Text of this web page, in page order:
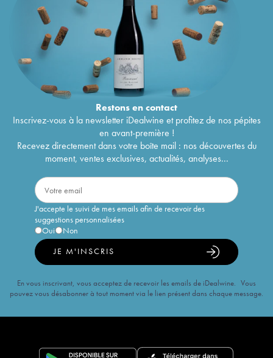
Restons encontact
Inscrivez-vous à la newsletter iDealwine et profitez de nos pépites
en avant-première !
Recevez directement dans votre boîte mail : nos découvertes du
moment, ventes exclusives, actualités, analyses...
J'accepte le suivi de mes emails afin de recevoir des
suggestions personnalisées
Oui
Non
JE M'INSCRIS
En vous inscrivant, vous acceptez de recevoir les emails de iDealwine. Vous
pouvez vous désabonner à tout moment via le lien présent dans chaque message.